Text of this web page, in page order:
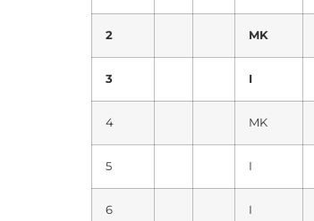
2 MK
3 I
4 MK
5 I
6 I